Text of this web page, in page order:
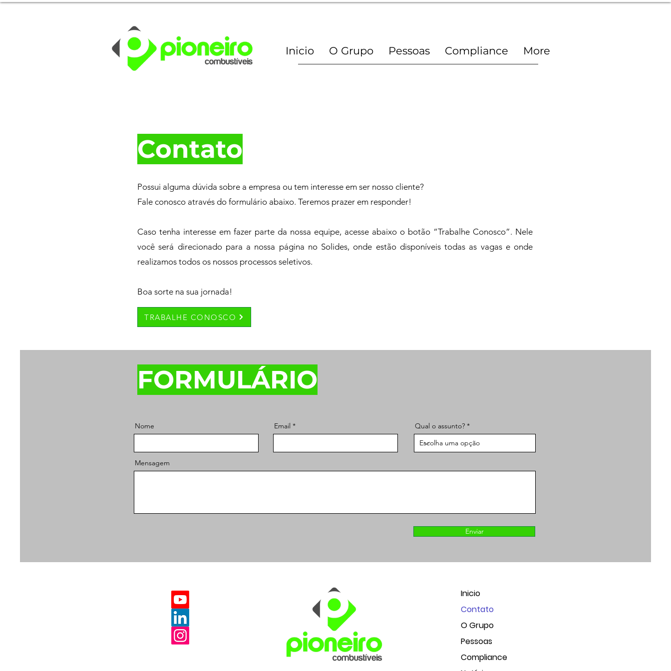
Inicio O Grupo Pessoas Compliance More
Contato
Possui alguma dúvida sobre a empresa ou tem interesse em ser nosso cliente?
Fale conosco através do formulário abaixo. Teremos prazer em responder!
Caso tenha interesse em fazer parte da nossa equipe, acesse abaixo o botão “Trabalhe Conosco”. Nele
você será direcionado para a nossa página no Solides, onde estão disponíveis todas as vagas e onde
realizamos todos os nossos processos seletivos.
Boa sorte na sua jornada!
TRABALHE CONOSCO
FORMULÁRIO
Nome Email Qual o assunto?
Mensagem
Enviar
Inicio
Contato
O Grupo
Pessoas
Compliance